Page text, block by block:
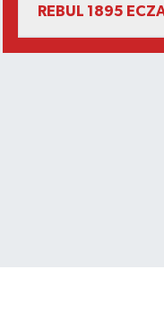
REBUL 1895